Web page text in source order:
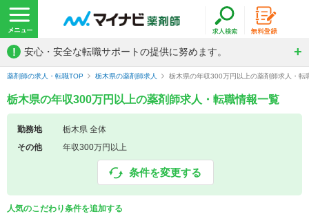
! 安心・安全な転職サポートの提供に努めます。
薬剤師の求人・転職TOP 栃木県の薬剤師求人 栃木県の年収300万円以上の薬剤師求人・転
栃木県の年収300万円以上の薬剤師求人・転職情報一覧
勤務地
栃木県 全体
その他
年収300万円以上
条件を変更する
人気のこだわり条件を追加する